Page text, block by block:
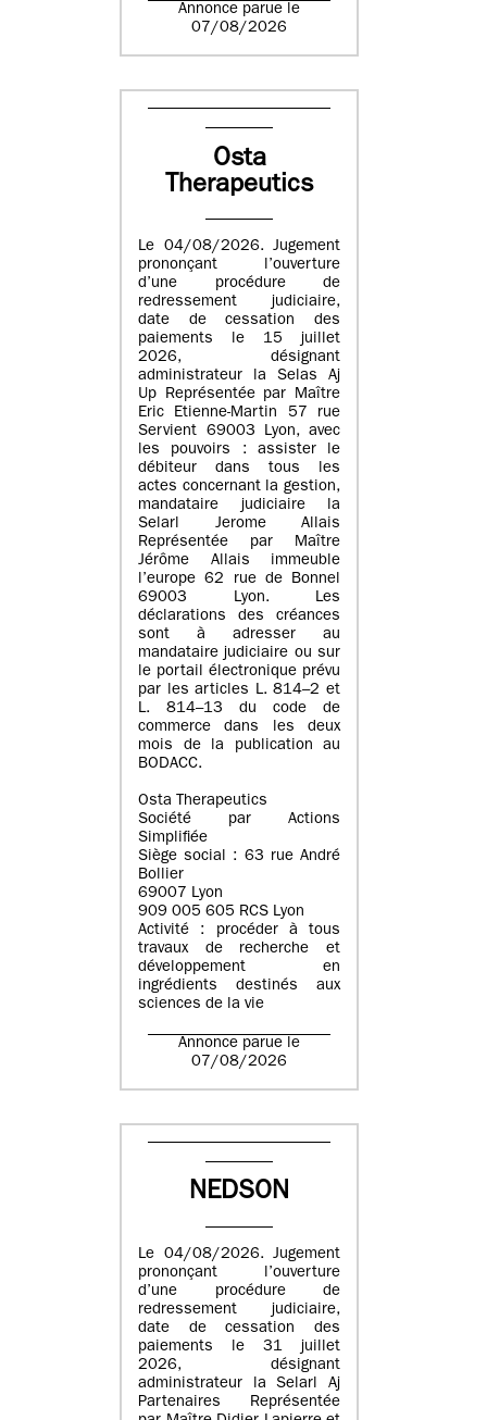
Annonce parue le
07/08/2026
Osta
Therapeutics
Le 04/08/2026. Jugement
prononçant l’ouverture
d’une procédure de
redressement judiciaire,
date de cessation des
paiements le 15 juillet
2026, désignant
administrateur la Selas Aj
Up Représentée par Maître
Eric Etienne-Martin 57 rue
Servient 69003 Lyon, avec
les pouvoirs : assister le
débiteur dans tous les
actes concernant la gestion,
mandataire judiciaire la
Selarl Jerome Allais
Représentée par Maître
Jérôme Allais immeuble
l’europe 62 rue de Bonnel
69003 Lyon. Les
déclarations des créances
sont à adresser au
mandataire judiciaire ou sur
le portail électronique prévu
par les articles L. 814–2 et
L. 814–13 du code de
commerce dans les deux
mois de la publication au
BODACC.
Osta Therapeutics
Société par Actions
Simplifiée
Siège social : 63 rue André
Bollier
69007 Lyon
909 005 605 RCS Lyon
Activité : procéder à tous
travaux de recherche et
développement en
ingrédients destinés aux
sciences de la vie
Annonce parue le
07/08/2026
NEDSON
Le 04/08/2026. Jugement
prononçant l’ouverture
d’une procédure de
redressement judiciaire,
date de cessation des
paiements le 31 juillet
2026, désignant
administrateur la Selarl Aj
Partenaires Représentée